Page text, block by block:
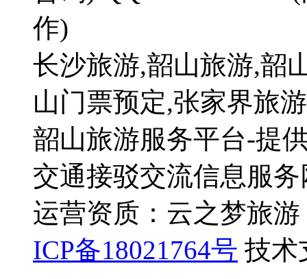
作)
长沙旅游,韶山旅游,韶
山门票预定,张家界旅
韶山旅游服务平台-提
交通接驳交流信息服务
运营资质：云之梦旅
ICP备18021764号 技术